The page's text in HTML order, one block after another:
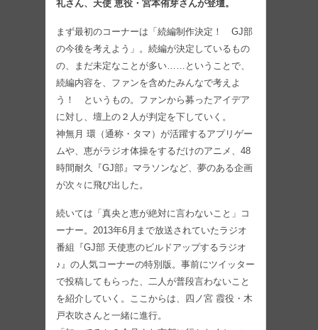
礼さん、天使 恵役・宮本侑芽さんが登壇。
まず最初のコーナーは「続編制作決定！ GJ部
の今後を考えよう」。続編が決定しているもの
の、まだ未定なことが多い……ということで、
続編内容を、ファンを含めたみんなで考えよ
う！ というもの。ファンから募ったアイデア
に対し、壇上の２人が判定を下していく。
神無月 環（通称・タマ）が活躍するアプリゲー
ムや、恵がラジオ体操をするだけのアニメ、48
時間耐久『GJ部』マラソンなど、夢のある企画
が次々に飛び出した。
続いては「真央と恵が絶対に言わないこと」コ
ーナー。2013年6月まで放送されていたラジオ
番組『GJ部 天使恵のビルドアップするラジオ
♪』の人気コーナーの特別版。事前にツイッター
で投稿してもらった、二人が普段言わないこと
を紹介していく。ここからは、四ノ宮 霞役・木
戸衣吹さんと一緒に進行。